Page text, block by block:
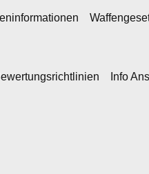
Info